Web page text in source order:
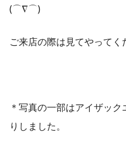
(⌒∇⌒)
ご来店の際は見てやってく
＊写真の一部はアイザッ
りしました。